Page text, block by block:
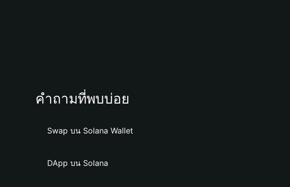
คำถามที่พบบ่อย
Swap บน Solana Wallet
DApp บน Solana